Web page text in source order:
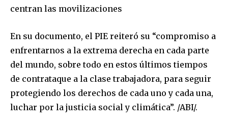
centran las movilizaciones
En su documento, el PIE reiteró su “compromiso a
enfrentarnos a la extrema derecha en cada parte
del mundo, sobre todo en estos últimos tiempos
de contrataque a la clase trabajadora, para seguir
protegiendo los derechos de cada uno y cada una,
luchar por la justicia social y climática”. /ABI/.